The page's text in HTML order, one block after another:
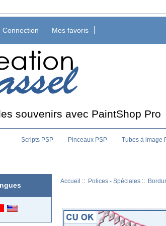
Connection Mes favoris
souvenirs avec PaintShop Pro
Scripts PSP Pinceaux PSP Tubes à image
Accueil :: Polices - Spéciales ::